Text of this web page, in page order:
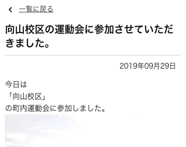
一覧に戻る
向山校区の運動会に参加させていただ
きました。
2019年09月29日
今日は
「向山校区」
の町内運動会に参加しました。